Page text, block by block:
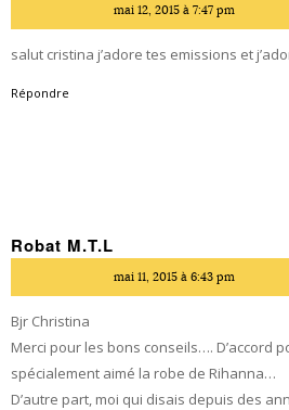
mai 12, 2015 à 7:47 pm
salut cristina j’adore tes emissions et
Répondre
Robat M.T.L
mai 11, 2015 à 6:43 pm
Bjr Christina
Merci pour les bons conseils…. D’accord
spécialement aimé la robe de Rihanna…
D’autre part, moi qui disais depuis des